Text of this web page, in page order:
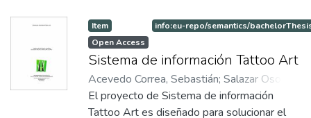
además contar con una plataforma de
comunicación más segura; Todo esto se
realiza con el fin de optimizar procesos que
esta organización realiza en su día a día,
controlando el flujo de la información que
para esta es de vital cuidado y reserva. Para
Item
Open Access
info:eu-repo/semantics/
Sistema de información Tattoo Art
Acevedo Correa, Sebastián; Salazar Osorio,
Edisson Mauricio
El proyecto de Sistema de información
Tattoo Art es diseñado para solucionar el